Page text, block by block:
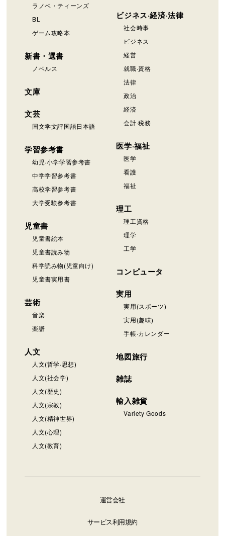
ラノベ・ティーンズ
BL
ゲーム攻略本
新書・選書
ノベルス
文庫
文芸
国文学文評国語日本語
学習参考書
幼児·小学学習参考書
中学学習参考書
高校学習参考書
大学受験参考書
児童書
児童書絵本
児童書読み物
科学読み物(児童向け)
児童書実用書
芸術
音楽
楽譜
人文
人文(哲学·思想)
人文(社会学)
人文(歴史)
人文(宗教)
人文(精神世界)
人文(心理)
人文(教育)
ビジネス·経済·法律
社会時事
ビジネス
経営
就職·資格
法律
政治
経済
会計·税務
医学·福祉
医学
看護
福祉
理工
理工資格
理学
工学
コンピュータ
実用
実用(スポーツ)
実用(趣味)
手帳·カレンダー
地図旅行
雑誌
輸入雑貨
Variety Goods
運営会社
サービス利用規約